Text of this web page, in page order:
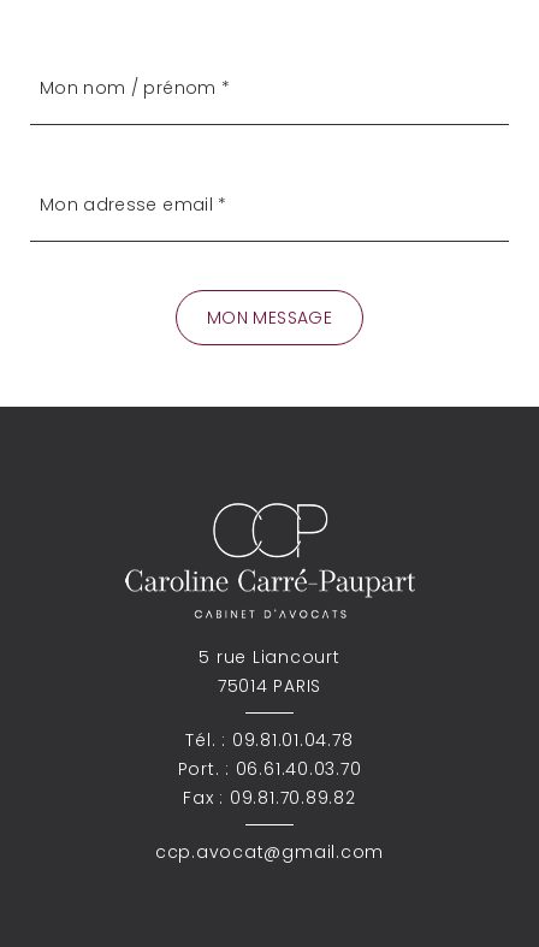
5 rue Liancourt
75014 PARIS
Tél. : 09.81.01.04.78
Port. : 06.61.40.03.70
Fax : 09.81.70.89.82
ccp.avocat@gmail.com